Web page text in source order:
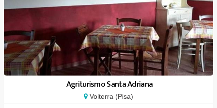
Agriturismo Santa Adriana
Volterra (Pisa)